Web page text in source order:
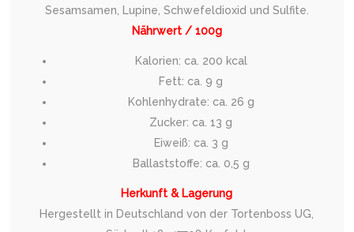
Sesamsamen, Lupine, Schwefeldioxid und Sulfite.
Nährwert / 100g
Kalorien: ca. 200 kcal
Fett: ca. 9 g
Kohlenhydrate: ca. 26 g
Zucker: ca. 13 g
Eiweiß: ca. 3 g
Ballaststoffe: ca. 0,5 g
Herkunft & Lagerung
Hergestellt in Deutschland von der Tortenboss UG,